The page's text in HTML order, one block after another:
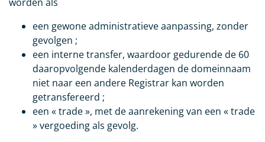
worden als
een gewone administratieve aanpassing, zonder
gevolgen ;
een interne transfer, waardoor gedurende de 60
daaropvolgende kalenderdagen de domeinnaam
niet naar een andere Registrar kan worden
getransfereerd ;
een « trade », met de aanrekening van een « trade
» vergoeding als gevolg.